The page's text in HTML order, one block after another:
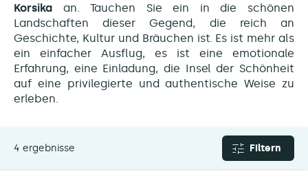
Korsika an. Tauchen Sie ein in die schönen
Landschaften dieser Gegend, die reich an
Geschichte, Kultur und Bräuchen ist. Es ist mehr als
ein einfacher Ausflug, es ist eine emotionale
Erfahrung, eine Einladung, die Insel der Schönheit
auf eine privilegierte und authentische Weise zu
erleben.
4 ergebnisse Filtern